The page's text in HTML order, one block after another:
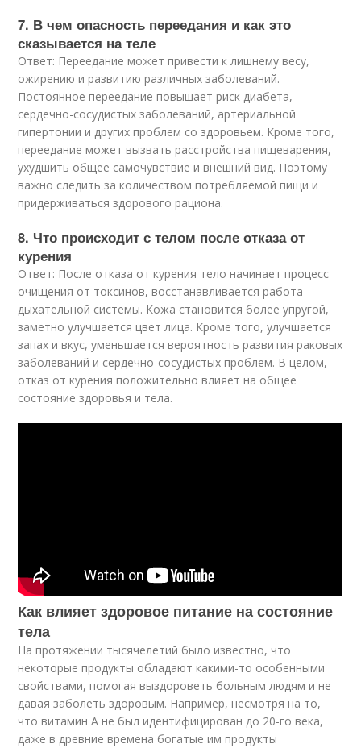
7. В чем опасность переедания и как это
сказывается на теле
Ответ: Переедание может привести к лишнему весу,
ожирению и развитию различных заболеваний.
Постоянное переедание повышает риск диабета,
сердечно-сосудистых заболеваний, артериальной
гипертонии и других проблем со здоровьем. Кроме того,
переедание может вызвать расстройства пищеварения,
ухудшить общее самочувствие и внешний вид. Поэтому
важно следить за количеством потребляемой пищи и
придерживаться здорового рациона.
8. Что происходит с телом после отказа от
курения
Ответ: После отказа от курения тело начинает процесс
очищения от токсинов, восстанавливается работа
дыхательной системы. Кожа становится более упругой,
заметно улучшается цвет лица. Кроме того, улучшается
запах и вкус, уменьшается вероятность развития раковых
заболеваний и сердечно-сосудистых проблем. В целом,
отказ от курения положительно влияет на общее
состояние здоровья и тела.
Как влияет здоровое питание на состояние
тела
На протяжении тысячелетий было известно, что
некоторые продукты обладают какими-то особенными
свойствами, помогая выздороветь больным людям и не
давая заболеть здоровым. Например, несмотря на то,
что витамин А не был идентифицирован до 20-го века,
даже в древние времена богатые им продукты